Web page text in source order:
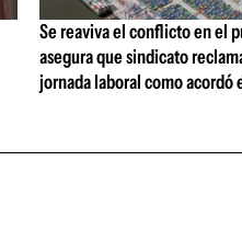
Se reaviva el conflicto en el
asegura que sindicato
jornada laboral como acordó